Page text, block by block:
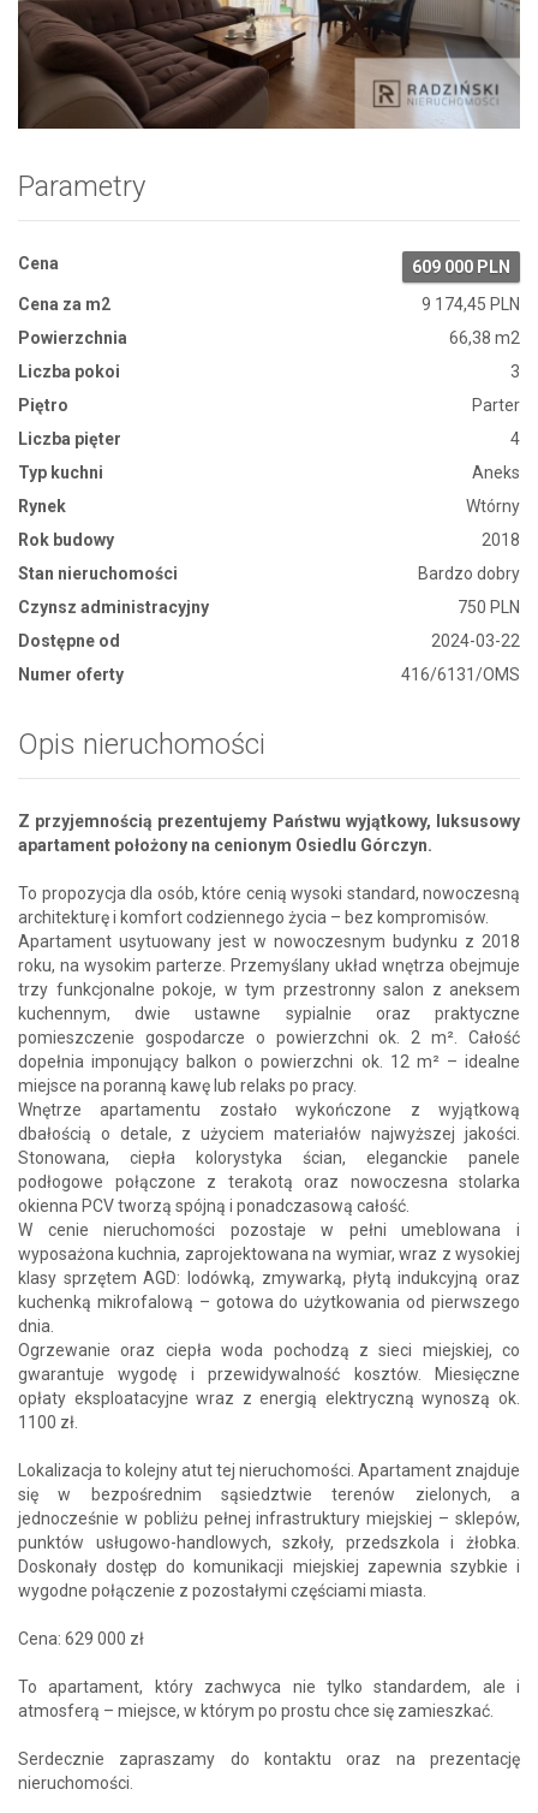
Zdjęcie 1
Parametry
Cena
609 000 PLN
Cena za m2
9 174,45 PLN
Powierzchnia
66,38 m2
Liczba pokoi
3
Piętro
Parter
Liczba pięter
4
Typ kuchni
Aneks
Rynek
Wtórny
Rok budowy
2018
Stan nieruchomości
Bardzo dobry
Czynsz administracyjny
750 PLN
Dostępne od
2024-03-22
Numer oferty
416/6131/OMS
Opis nieruchomości
Z przyjemnością prezentujemy Państwu wyjątkowy, luksusowy
apartament położony na cenionym Osiedlu Górczyn.
To propozycja dla osób, które cenią wysoki standard, nowoczesną
architekturę i komfort codziennego życia – bez kompromisów.
Apartament usytuowany jest w nowoczesnym budynku z 2018
roku, na wysokim parterze. Przemyślany układ wnętrza obejmuje
trzy funkcjonalne pokoje, w tym przestronny salon z aneksem
kuchennym, dwie ustawne sypialnie oraz praktyczne
pomieszczenie gospodarcze o powierzchni ok. 2 m². Całość
dopełnia imponujący balkon o powierzchni ok. 12 m² – idealne
miejsce na poranną kawę lub relaks po pracy.
Wnętrze apartamentu zostało wykończone z wyjątkową
dbałością o detale, z użyciem materiałów najwyższej jakości.
Stonowana, ciepła kolorystyka ścian, eleganckie panele
podłogowe połączone z terakotą oraz nowoczesna stolarka
okienna PCV tworzą spójną i ponadczasową całość.
W cenie nieruchomości pozostaje w pełni umeblowana i
wyposażona kuchnia, zaprojektowana na wymiar, wraz z wysokiej
klasy sprzętem AGD: lodówką, zmywarką, płytą indukcyjną oraz
kuchenką mikrofalową – gotowa do użytkowania od pierwszego
dnia.
Ogrzewanie oraz ciepła woda pochodzą z sieci miejskiej, co
gwarantuje wygodę i przewidywalność kosztów. Miesięczne
opłaty eksploatacyjne wraz z energią elektryczną wynoszą ok.
1100 zł.
Lokalizacja to kolejny atut tej nieruchomości. Apartament znajduje
się w bezpośrednim sąsiedztwie terenów zielonych, a
jednocześnie w pobliżu pełnej infrastruktury miejskiej – sklepów,
punktów usługowo-handlowych, szkoły, przedszkola i żłobka.
Doskonały dostęp do komunikacji miejskiej zapewnia szybkie i
wygodne połączenie z pozostałymi częściami miasta.
Cena: 629 000 zł
To apartament, który zachwyca nie tylko standardem, ale i
atmosferą – miejsce, w którym po prostu chce się zamieszkać.
Serdecznie zapraszamy do kontaktu oraz na prezentację
nieruchomości.